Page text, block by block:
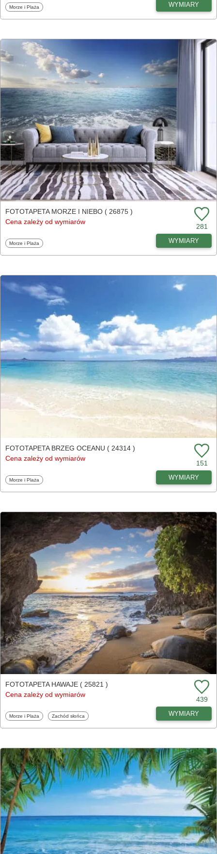
Fototapety
Morze i Plaża WYMIARY
FOTOTAPETA MORZE I NIEBO ( 26875 )
Cena zależy od wymiarów
281
Fototapety
Morze i Plaża WYMIARY
FOTOTAPETA BRZEG OCEANU ( 24314 )
Cena zależy od wymiarów
151
Fototapety
Morze i Plaża WYMIARY
FOTOTAPETA HAWAJE ( 25821 )
Cena zależy od wymiarów
439
Fototapety
Morze i Plaża Fototapety
Zachód słońca WYMIARY